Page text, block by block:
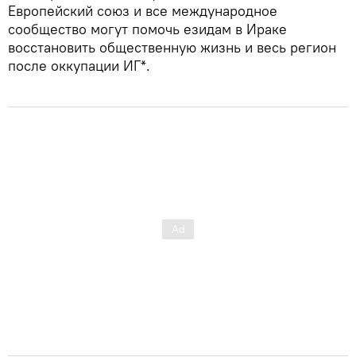
Европейский союз и все международное
сообщество могут помочь езидам в Ираке
восстановить общественную жизнь и весь регион
после оккупации ИГ*.